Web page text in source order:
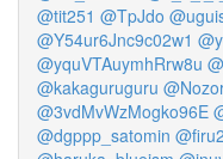
@tit251 @TpJdo
@Y54ur6Jnc9c02w1
@yquVTAuymhRrw8u
@kakaguruguru
@3vdMvWzMogko96E
@dgppp_satomin